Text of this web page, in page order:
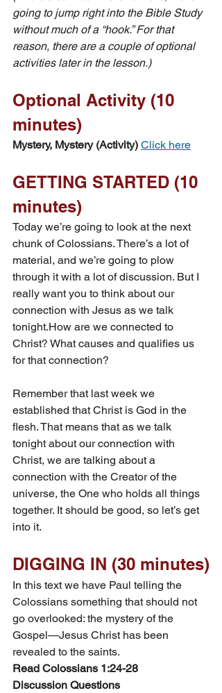
going to jump right into the Bible Study
without much of a “hook.” For that
reason, there are a couple of optional
activities later in the lesson.)
Optional Activity (10
minutes)
Mystery, Mystery (Activity) Click here
GETTING STARTED (10
minutes)
Today we’re going to look at the next
chunk of Colossians. There’s a lot of
material, and we’re going to plow
through it with a lot of discussion. But I
really want you to think about our
connection with Jesus as we talk
tonight.How are we connected to
Christ? What causes and qualifies us
for that connection?
Remember that last week we
established that Christ is God in the
flesh. That means that as we talk
tonight about our connection with
Christ, we are talking about a
connection with the Creator of the
universe, the One who holds all things
together. It should be good, so let’s get
into it.
DIGGING IN (30 minutes)
In this text we have Paul telling the
Colossians something that should not
go overlooked: the mystery of the
Gospel—Jesus Christ has been
revealed to the saints.
Read Colossians 1:24-28
Discussion Questions